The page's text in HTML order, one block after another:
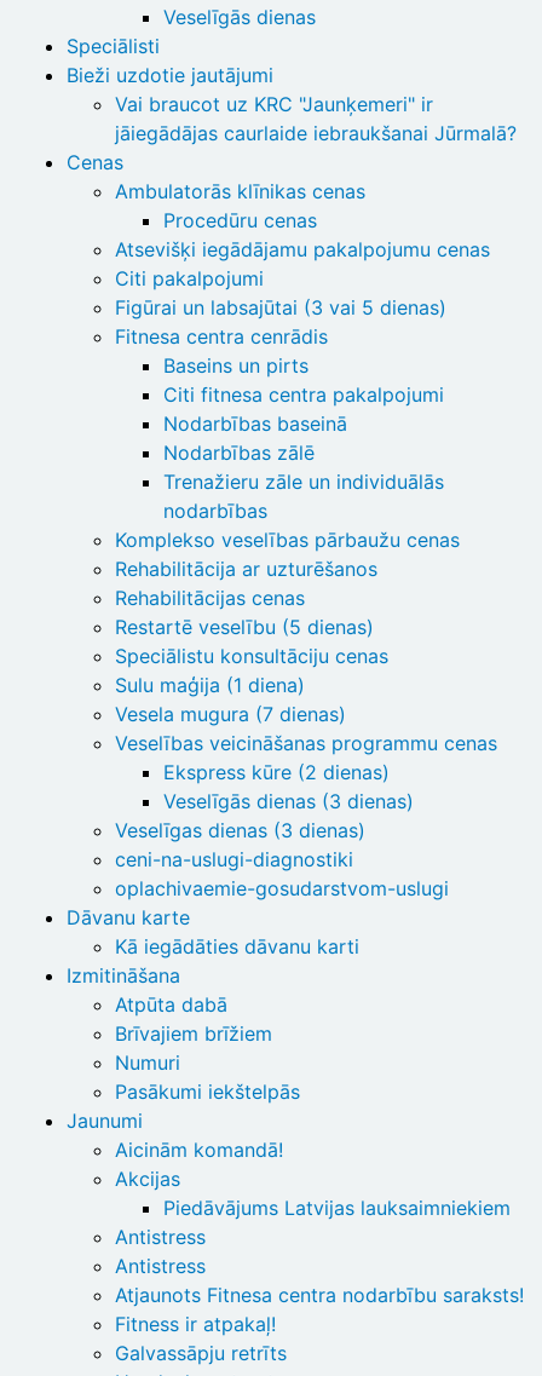
Veselīgās dienas
Speciālisti
Bieži uzdotie jautājumi
Vai braucot uz KRC "Jaunķemeri" ir
jāiegādājas caurlaide iebraukšanai Jūrmalā?
Cenas
Ambulatorās klīnikas cenas
Procedūru cenas
Atsevišķi iegādājamu pakalpojumu cenas
Citi pakalpojumi
Figūrai un labsajūtai (3 vai 5 dienas)
Fitnesa centra cenrādis
Baseins un pirts
Citi fitnesa centra pakalpojumi
Nodarbības baseinā
Nodarbības zālē
Trenažieru zāle un individuālās
nodarbības
Komplekso veselības pārbaužu cenas
Rehabilitācija ar uzturēšanos
Rehabilitācijas cenas
Restartē veselību (5 dienas)
Speciālistu konsultāciju cenas
Sulu maģija (1 diena)
Vesela mugura (7 dienas)
Veselības veicināšanas programmu cenas
Ekspress kūre (2 dienas)
Veselīgās dienas (3 dienas)
Veselīgas dienas (3 dienas)
ceni-na-uslugi-diagnostiki
oplachivaemie-gosudarstvom-uslugi
Dāvanu karte
Kā iegādāties dāvanu karti
Izmitināšana
Atpūta dabā
Brīvajiem brīžiem
Numuri
Pasākumi iekštelpās
Jaunumi
Aicinām komandā!
Akcijas
Piedāvājums Latvijas lauksaimniekiem
Antistress
Antistress
Atjaunots Fitnesa centra nodarbību saraksts!
Fitness ir atpakaļ!
Galvassāpju retrīts